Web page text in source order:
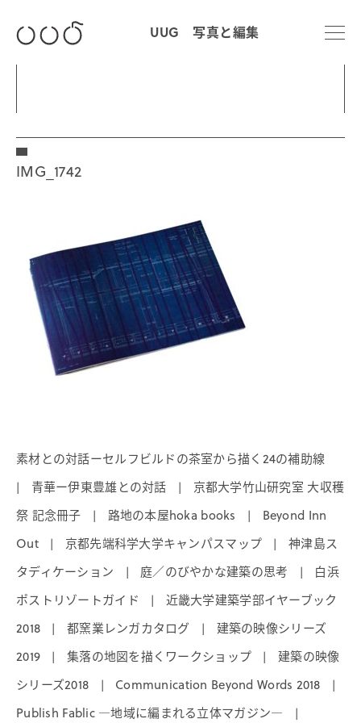
UUG 写真と編集
IMG_1742
素材との対話ーセルフビルドの茶室から描く24の補助線
| 青華ー伊東豊雄との対話 |
京都大学竹山研究室 大収穫
祭 記念冊子
| 路地の本屋hoka books |
Beyond Inn
Out
| 京都先端科学大学キャンパスマップ |
神津島ス
タディケーション
| 庭／のびやかな建築の思考 |
白浜
ポストリゾートガイド
|
近畿大学建築学部イヤーブック
2018
| 都窯業レンガカタログ |
建築の映像シリーズ
2019
| 集落の地図を描くワークショップ |
建築の映像
シリーズ2018
| Communication Beyond Words 2018 |
Publish Fablic ―地域に編まれる立体マガジン― |